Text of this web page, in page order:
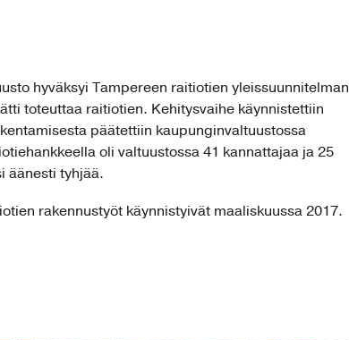
hyväksyi Tampereen raitiotien yleissuunnitelman
toteuttaa raitiotien. Kehitysvaihe käynnistettiin
päätettiin kaupunginvaltuustossa
oli valtuustossa 41 kannattajaa ja 25
äänesti tyhjää.
rakennustyöt käynnistyivät maaliskuussa 2017.